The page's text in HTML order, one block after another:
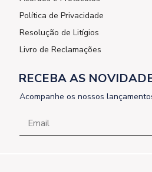
Política de Privacidade
Resolução de Litígios
Livro de Reclamações
RECEBA AS
Acompanhe os nossos